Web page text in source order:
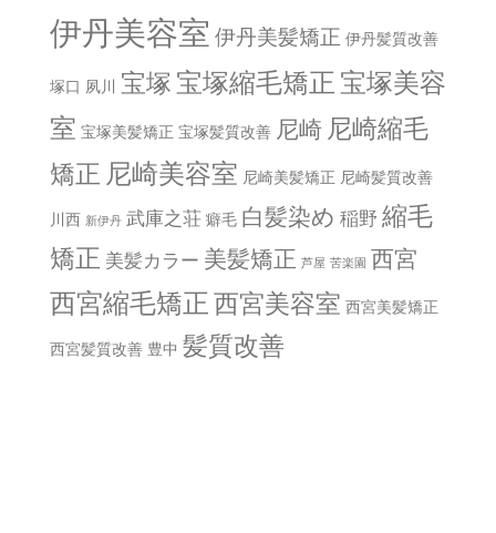
伊丹美容室 伊丹美髪矯正 伊丹髪質改善
塚口 夙川 宝塚 宝塚縮毛矯正 宝塚美容
室 宝塚美髪矯正 宝塚髪質改善 尼崎 尼崎縮毛
矯正 尼崎美容室 尼崎美髪矯正 尼崎髪質改善
川西 新伊丹 武庫之荘 癖毛 白髪染め 稲野 縮毛
矯正 美髪カラー 美髪矯正 芦屋 苦楽園 西宮
西宮縮毛矯正 西宮美容室 西宮美髪矯正
西宮髪質改善 豊中 髪質改善